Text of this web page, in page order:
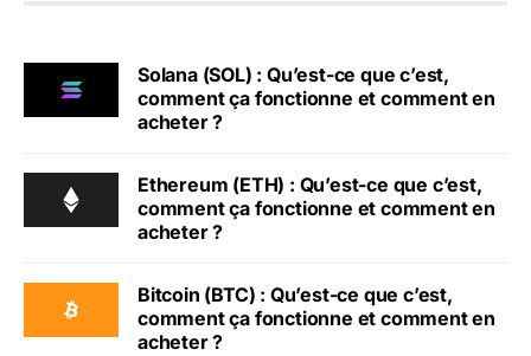
Solana (SOL) : Qu’est-ce que c’est,
comment ça fonctionne et comment en
acheter ?
Ethereum (ETH) : Qu’est-ce que c’est,
comment ça fonctionne et comment en
acheter ?
Bitcoin (BTC) : Qu’est-ce que c’est,
comment ça fonctionne et comment en
acheter ?